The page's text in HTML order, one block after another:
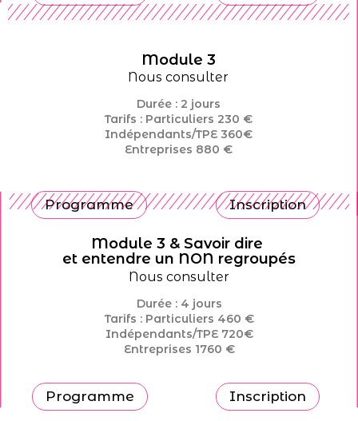
Module 3
Nous consulter
Durée : 2 jours
Tarifs : Particuliers 230 €
Indépendants/TPE 360€
Entreprises 880 €
Programme Inscription
Module 3 & Savoir dire
et entendre un NON regroupés
Nous consulter
Durée : 4 jours
Tarifs : Particuliers 460 €
Indépendants/TPE 720€
Entreprises 1760 €
Programme Inscription